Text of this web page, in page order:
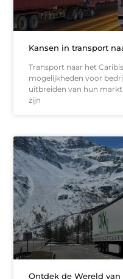
Kansen in transport
Transport naar het
mogelijkheden voor
uitbreiden van hun
zijn
Ontdek de Wereld